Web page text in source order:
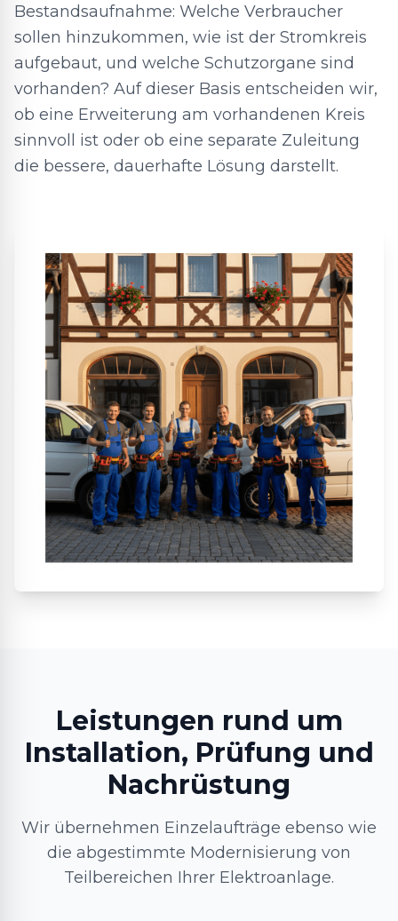
Bestandsaufnahme: Welche Verbraucher
sollen hinzukommen, wie ist der Stromkreis
aufgebaut, und welche Schutzorgane sind
vorhanden? Auf dieser Basis entscheiden wir,
ob eine Erweiterung am vorhandenen Kreis
sinnvoll ist oder ob eine separate Zuleitung
die bessere, dauerhafte Lösung darstellt.
Leistungen rund um
Installation, Prüfung und
Nachrüstung
Wir übernehmen Einzelaufträge ebenso wie
die abgestimmte Modernisierung von
Teilbereichen Ihrer Elektroanlage.